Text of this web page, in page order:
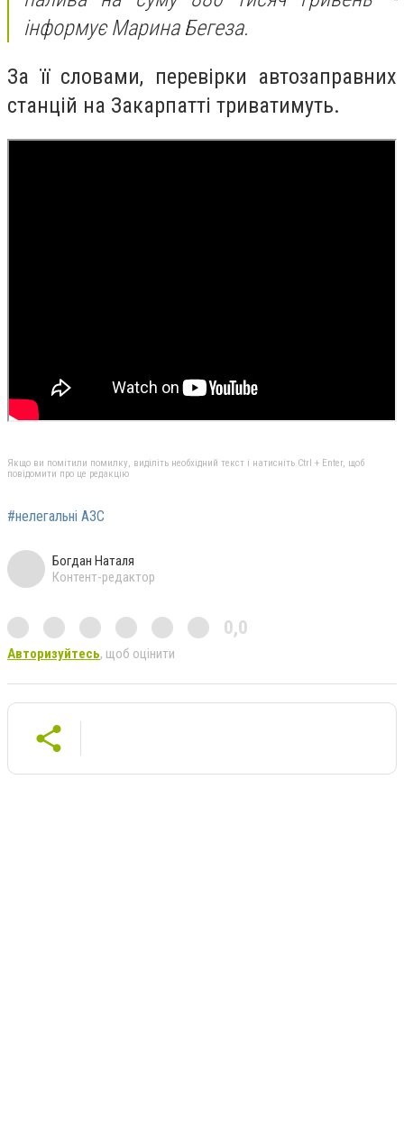
інформує Марина Бегеза.
За її словами, перевірки автозаправних
станцій на Закарпатті триватимуть.
Якщо ви помітили помилку, виділіть необхідний текст і натисніть Ctrl + Enter, щоб
повідомити про це редакцію
#нелегальні АЗС
Богдан Наталя
Контент-редактор
0,0
Авторизуйтесь, щоб оцінити